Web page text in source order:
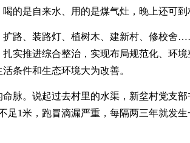
的是自来水、用的是煤气灶，晚上还可到
扩路、装路灯、植树木、建新村、修校舍
实推进综合整治，实现布局规范化、环
条件和生态环境大为改善。
命脉。说起过去村里的水渠，新坌村党支
足1米，跑冒滴漏严重，每隔两三年就发